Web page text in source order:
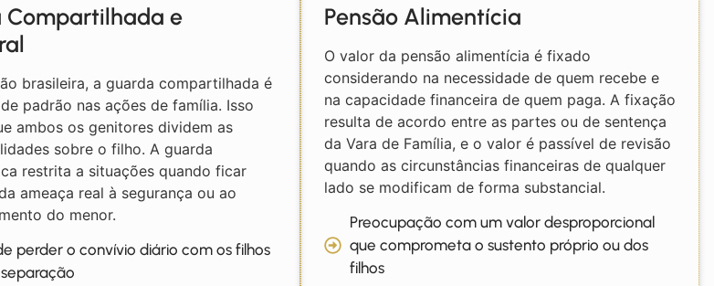
Compartilhada e
brasileira, a guarda compartilhada é
padrão nas ações de família. Isso
ambos os genitores dividem as
sobre o filho. A guarda
restrita a situações quando ficar
ameaça real à segurança ou ao
do menor.
perder o convívio diário com os filhos
Pensão Alimentícia
O valor da pensão alimentícia é fixado
considerando na necessidade de quem recebe e
na capacidade financeira de quem paga. A fixação
resulta de acordo entre as partes ou de sentença
da Vara de Família, e o valor é passível de revisão
quando as circunstâncias financeiras de qualquer
lado se modificam de forma substancial.
Preocupação com um valor desproporcional
que comprometa o sustento próprio ou dos
filhos